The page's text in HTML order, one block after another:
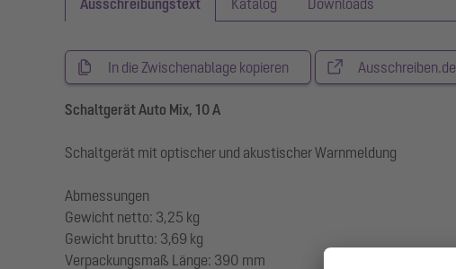
Ausschreibungstext Katalog Downloads
In die Zwischenablage kopieren Ausschreiben.de
Schaltgerät Auto Mix, 10 A
Schaltgerät mit optischer und akustischer Warnmeldung
Abmessungen
Gewicht netto: 3,25 kg
Gewicht brutto: 3,69 kg
Verpackungsmaß Länge: 390 mm